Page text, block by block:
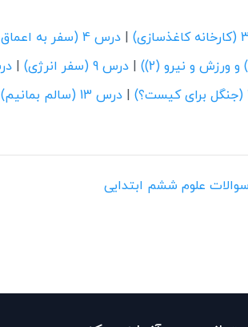
درس 4 (سفر به اعماق
درس 9 (سفر انرژی)
درس 13 (سالم بمانیم)
سوالات علوم ششم ابتدایی